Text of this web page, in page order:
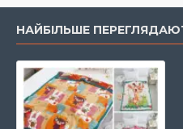
НАЙБІЛЬШЕ